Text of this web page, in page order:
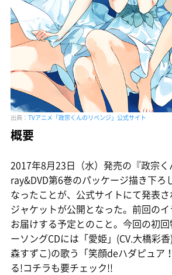
出典： TVアニメ「政宗くんのリベンジ」公式サイト
概要
2017年8月23日（水）発売の『政宗
ray&DVD第6巻のパッケージ描き下ろ
なったことが、公式サイトにて発表
ジャケットが公開となった。前回の
お届けする予定とのこと。今回の初
ーソングCDには「愛姫」(CV.大橋彩
森すずこ)の歌う「笑顔deハダピュア
る!コチラも要チェック!!